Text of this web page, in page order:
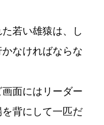
若い雄猿は、し
なければならな
面にはリーダー
背にして一匹だ